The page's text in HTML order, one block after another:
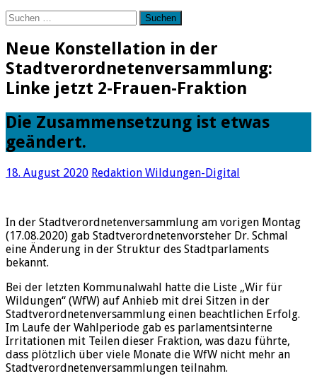
Suchen
nach:
Neue Konstellation in der
Stadtverordnetenversammlung:
Linke jetzt 2-Frauen-Fraktion
Die Zusammensetzung ist etwas
geändert.
18. August 2020 Redaktion Wildungen-Digital
In der Stadtverordnetenversammlung am vorigen Montag
(17.08.2020) gab Stadtverordnetenvorsteher Dr. Schmal
eine Änderung in der Struktur des Stadtparlaments
bekannt.
Bei der letzten Kommunalwahl hatte die Liste „Wir für
Wildungen“ (WfW) auf Anhieb mit drei Sitzen in der
Stadtverordnetenversammlung einen beachtlichen Erfolg.
Im Laufe der Wahlperiode gab es parlamentsinterne
Irritationen mit Teilen dieser Fraktion, was dazu führte,
dass plötzlich über viele Monate die WfW nicht mehr an
Stadtverordnetenversammlungen teilnahm.